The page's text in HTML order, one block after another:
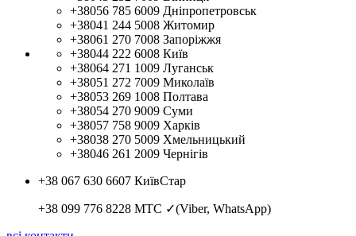
+38056 785 6009 Дніпропетровськ
+38041 244 5008 Житомир
+38061 270 7008 Запоріжжя
+38044 222 6008 Київ
+38064 271 1009 Луганськ
+38051 272 7009 Миколаїв
+38053 269 1008 Полтава
+38054 270 9009 Суми
+38057 758 9009 Харків
+38038 270 5009 Хмельницький
+38046 261 2009 Чернігів
+38 067 630 6607 КиївСтар
+38 099 776 8228 МТС ✓(Viber, WhatsApp)